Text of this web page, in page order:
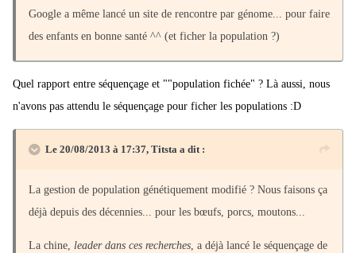
Google a même lancé un site de rencontre par génome... pour faire
des enfants en bonne santé ^^ (et ficher la population ?)
Quel rapport entre séquençage et ""population fichée" ? Là aussi, nous
n'avons pas attendu le séquençage pour ficher les populations :D
Le 20/08/2013 à 17:37, Titsta a dit :
La gestion de population génétiquement modifié ? Nous faisons ça
déjà depuis des décennies... pour les bœufs, porcs, moutons...
La chine, leader dans ces recherches, a déjà lancé le séquençage de